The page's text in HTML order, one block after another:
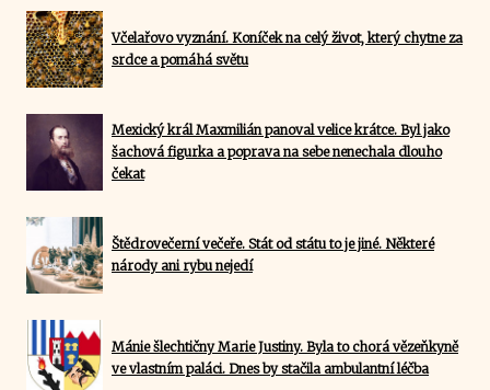
Včelařovo vyznání. Koníček na celý život, který chytne za
srdce a pomáhá světu
Mexický král Maxmilián panoval velice krátce. Byl jako
šachová figurka a poprava na sebe nenechala dlouho
čekat
Štědrovečerní večeře. Stát od státu to je jiné. Některé
národy ani rybu nejedí
Mánie šlechtičny Marie Justiny. Byla to chorá vězeňkyně
ve vlastním paláci. Dnes by stačila ambulantní léčba